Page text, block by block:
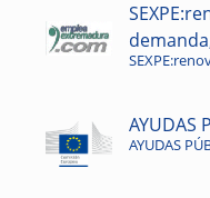
AYUDAS
AYUDAS